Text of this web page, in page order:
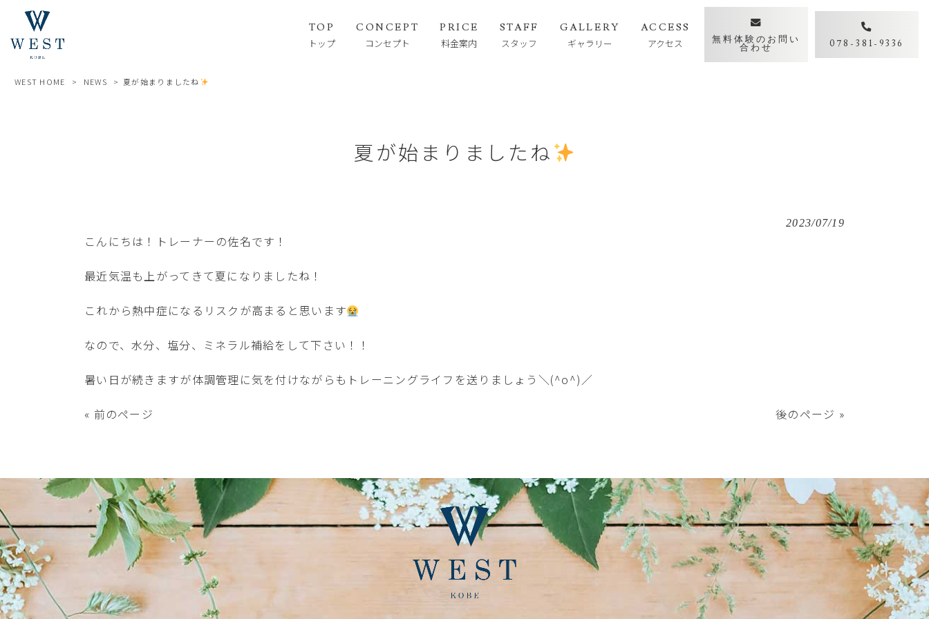
TOP
トップ
CONCEPT
コンセプト
PRICE
料金案内
STAFF
スタッフ
GALLERY
ギャラリー
ACCESS
アクセス
無料体験のお問い
合わせ 078-381-9336
WEST HOME > NEWS > 夏が始まりましたね
夏が始まりましたね
2023/07/19
こんにちは！トレーナーの佐名です！
最近気温も上がってきて夏になりましたね！
これから熱中症になるリスクが高まると思います
なので、水分、塩分、ミネラル補給をして下さい！！
暑い日が続きますが体調管理に気を付けながらもトレーニングライフを送りましょう＼(^o^)／
« 前のページ 後のページ »